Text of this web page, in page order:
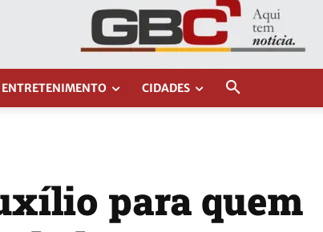
ENTRETENIMENTO CIDADES
para quem